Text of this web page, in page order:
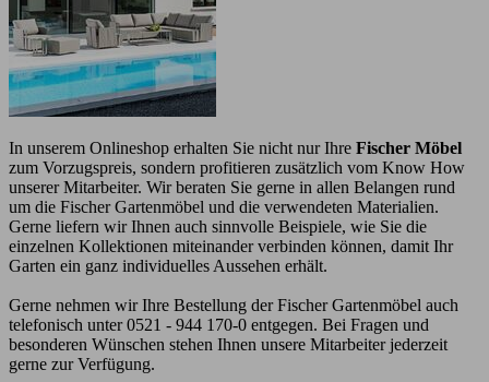
In unserem Onlineshop erhalten Sie nicht nur Ihre Fischer Möbel
zum Vorzugspreis, sondern profitieren zusätzlich vom Know How
unserer Mitarbeiter. Wir beraten Sie gerne in allen Belangen rund
um die Fischer Gartenmöbel und die verwendeten Materialien.
Gerne liefern wir Ihnen auch sinnvolle Beispiele, wie Sie die
einzelnen Kollektionen miteinander verbinden können, damit Ihr
Garten ein ganz individuelles Aussehen erhält.
Gerne nehmen wir Ihre Bestellung der Fischer Gartenmöbel auch
telefonisch unter 0521 - 944 170-0 entgegen. Bei Fragen und
besonderen Wünschen stehen Ihnen unsere Mitarbeiter jederzeit
gerne zur Verfügung.